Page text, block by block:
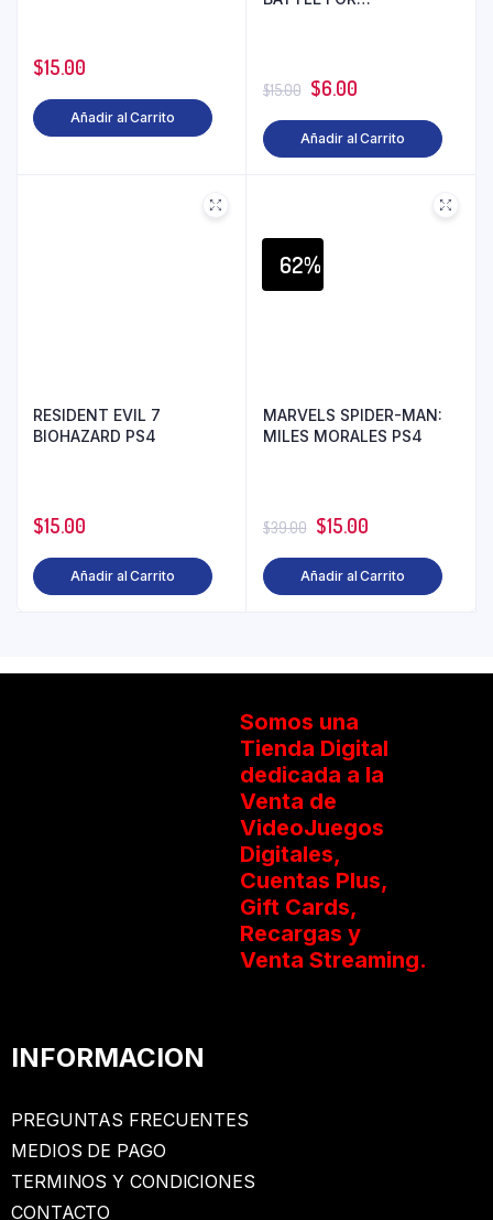
$15.00
Añadir al Carrito
$15.00 $6.00
Añadir al Carrito
RESIDENT EVIL 7
BIOHAZARD PS4
$15.00
Añadir al Carrito
62%
MARVELS SPIDER-MAN:
MILES MORALES PS4
$39.00 $15.00
Añadir al Carrito
Somos una
Tienda Digital
dedicada a la
Venta de
VideoJuegos
Digitales,
Cuentas Plus,
Gift Cards,
Recargas y
Venta Streaming.
INFORMACION
PREGUNTAS FRECUENTES
MEDIOS DE PAGO
TERMINOS Y CONDICIONES
CONTACTO